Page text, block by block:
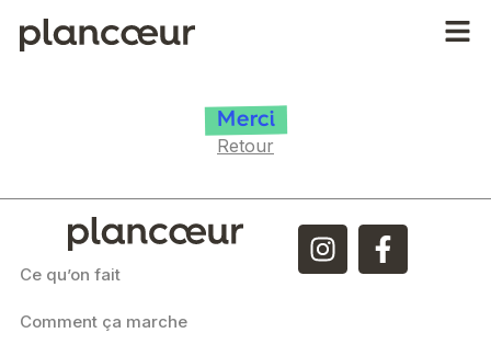
Merci
Retour
Ce qu’on fait
Comment ça marche